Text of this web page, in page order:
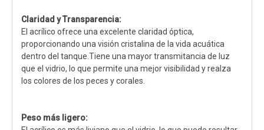
Claridad y Transparencia:
El acrílico ofrece una excelente claridad óptica,
proporcionando una visión cristalina de la vida acuática
dentro del tanque.Tiene una mayor transmitancia de luz
que el vidrio, lo que permite una mejor visibilidad y realza
los colores de los peces y corales.
Peso más ligero: